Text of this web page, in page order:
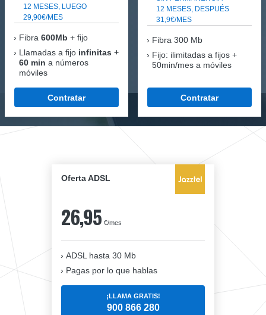
12 MESES, LUEGO
29,90€/MES
Fibra 600Mb + fijo
Llamadas a fijo infinitas +
60 min a números
móviles
Contratar
12 MESES, DESPUÉS
31,9€/MES
Fibra 300 Mb
Fijo: ilimitadas a fijos +
50min/mes a móviles
Contratar
Oferta ADSL
26,95 €/mes
ADSL hasta 30 Mb
Pagas por lo que hablas
¡LLAMA GRATIS!
900 866 280